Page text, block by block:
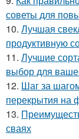
советы для
10. Лучшая
продуктивную
11. Лучшие
выбор для
12. Шаг за
перекрытия на
13.
сваях